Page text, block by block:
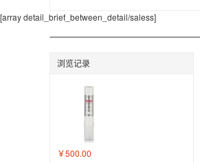
[array detail_brief_between_detail/saless]
浏览记录
￥500.00